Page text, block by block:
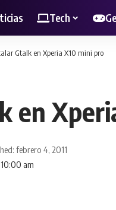
Tech
Gtalk en Xperia X10 mini pro
en
am
febrero 4, 2011